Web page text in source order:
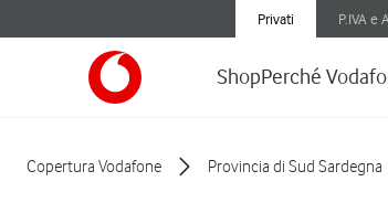
Privati P.IVA e
ShopPerché
Copertura Vodafone Provincia di Sud Sardegna